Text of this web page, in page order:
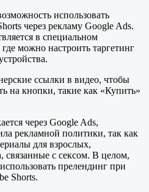
использовать
через рекламу Google Ads.
в специальном
можно настроить таргетинг
ссылки в видео, чтобы
на кнопки, такие как «Купить»
через Google Ads,
рекламной политики, так как
для взрослых,
связанные с сексом. В целом,
прелендинг при
Shorts.